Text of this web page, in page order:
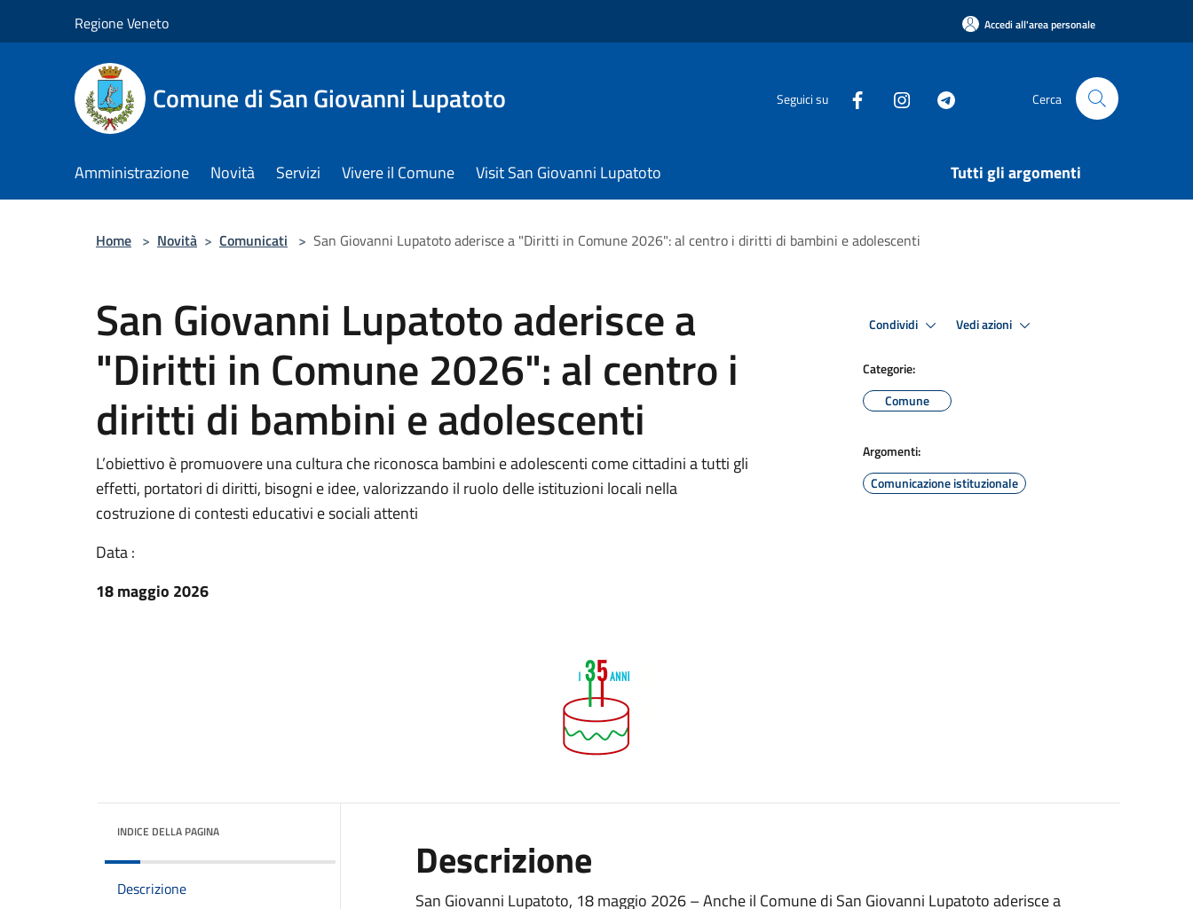
Regione Veneto Accedi all'area personale
Comune di San Giovanni Lupatoto Seguici su Cerca
Amministrazione Novità Servizi Vivere il Comune Visit San Giovanni Lupatoto Tutti gli argomenti
Home > Novità > Comunicati > San Giovanni Lupatoto aderisce a "Diritti in Comune 2026": al centro i diritti di bambini e adolescenti
San Giovanni Lupatoto aderisce a
"Diritti in Comune 2026": al centro i
diritti di bambini e adolescenti
L’obiettivo è promuovere una cultura che riconosca bambini e adolescenti come cittadini a tutti gli
effetti, portatori di diritti, bisogni e idee, valorizzando il ruolo delle istituzioni locali nella
costruzione di contesti educativi e sociali attenti
Data :
18 maggio 2026
Condividi Vedi azioni
Categorie:
Comune
Argomenti:
Comunicazione istituzionale
INDICE DELLA PAGINA
Descrizione
Descrizione
San Giovanni Lupatoto, 18 maggio 2026 – Anche il Comune di San Giovanni Lupatoto aderisce a